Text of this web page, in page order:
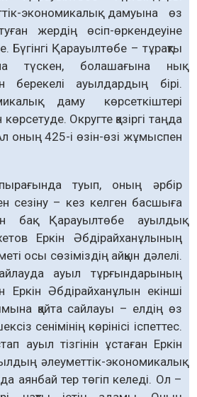
экономикалық дамуына өз
жердің өсіп-өркендеуіне
Бүгінгі Қарауылтөбе – тұрақты
түскен, болашағына нық
берекелі ауылдардың бірі.
даму көрсеткіштері
Округте қазіргі таңда
оның 425-і өзін-өзі жұмыспен
туып, оның әрбір
сезіну – кез келген басшыға
бақ. Қарауылтөбе ауылдық
Еркін Әбдірайханұлының
осы сөзіміздің айқын дәлелі.
ауыл тұрғындарының
Әбдірайханұлын екінші
қайта сайлауы – елдің өз
сенімінің көрінісі іспеттес.
ауыл тізгінін ұстаған Еркін
әлеуметтік-экономикалық
аянбай тер төгіп келеді. Ол –